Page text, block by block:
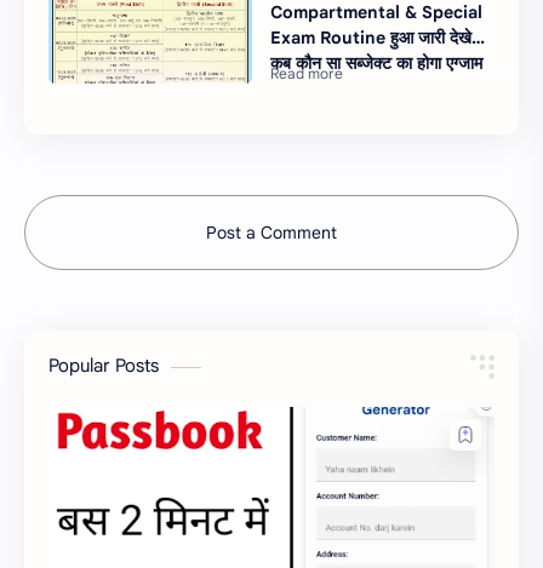
Compartmental & Special
Exam Routine हुआ जारी देखे
कब कौन सा सब्जेक्ट का होगा एग्जाम
Post a Comment
Popular Posts